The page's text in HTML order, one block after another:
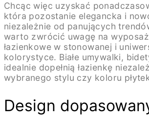
Chcąc więc uzyskać
która pozostanie elegancka i
niezależnie od panujących
warto zwrócić uwagę na
łazienkowe w stonowanej i
kolorystyce. Białe umywalki,
idealnie dopełnią łazienkę
wybranego stylu czy koloru
Design